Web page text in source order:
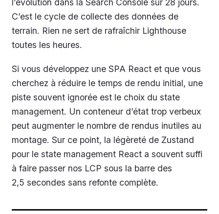
l’évolution dans la Search Console sur 28 jours.
C’est le cycle de collecte des données de
terrain. Rien ne sert de rafraîchir Lighthouse
toutes les heures.
Si vous développez une SPA React et que vous
cherchez à réduire le temps de rendu initial, une
piste souvent ignorée est le choix du state
management. Un conteneur d’état trop verbeux
peut augmenter le nombre de rendus inutiles au
montage. Sur ce point, la légèreté de Zustand
pour le state management React a souvent suffi
à faire passer nos LCP sous la barre des
2,5 secondes sans refonte complète.